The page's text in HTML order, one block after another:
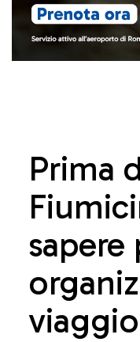
Prima
sapere
viaggio